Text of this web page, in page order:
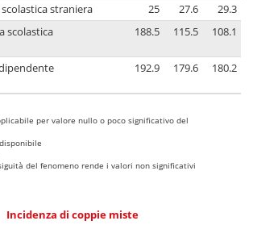
straniera
25 27.6
29.3
scolastica
188.5 115.5 108.1
192.9 179.6 180.2
per valore nullo o poco significativo del
del fenomeno rende i valori non significativi
Incidenza di coppie miste